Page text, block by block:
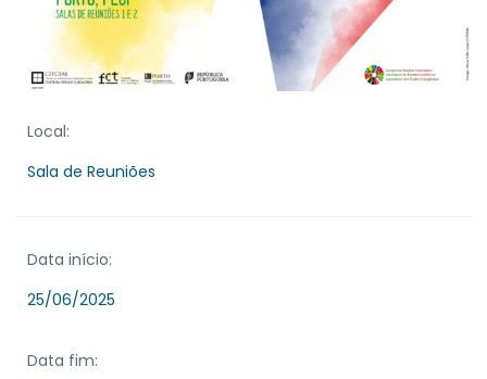
Local:
Sala de Reuniões
Data início:
25/06/2025
Data fim: